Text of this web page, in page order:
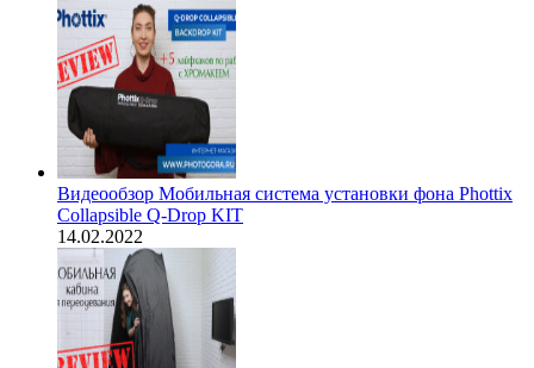
Видеообзор Мобильная система установки фона Phottix
Collapsible Q-Drop KIT
14.02.2022